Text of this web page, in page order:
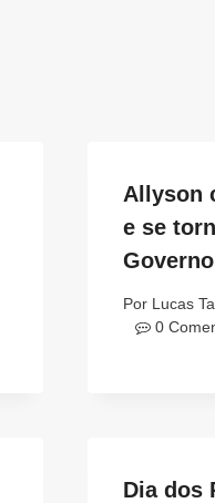
Allyson
e se
Por Lucas
0
Dia dos